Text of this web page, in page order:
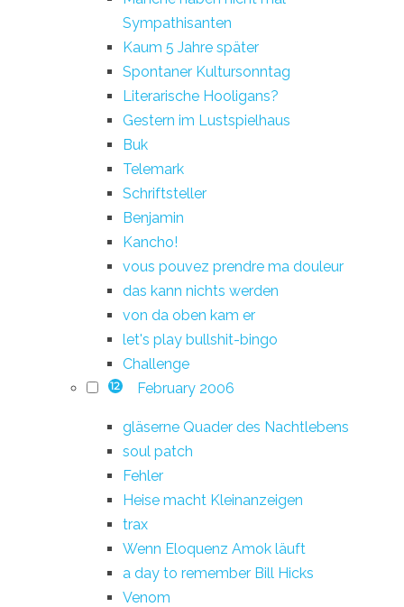
Sympathisanten
Kaum 5 Jahre später
Spontaner Kultursonntag
Literarische Hooligans?
Gestern im Lustspielhaus
Buk
Telemark
Schriftsteller
Benjamin
Kancho!
vous pouvez prendre ma douleur
das kann nichts werden
von da oben kam er
let's play bullshit-bingo
Challenge
12 February 2006
gläserne Quader des Nachtlebens
soul patch
Fehler
Heise macht Kleinanzeigen
trax
Wenn Eloquenz Amok läuft
a day to remember Bill Hicks
Venom